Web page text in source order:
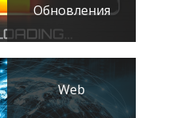
Обновления
Web